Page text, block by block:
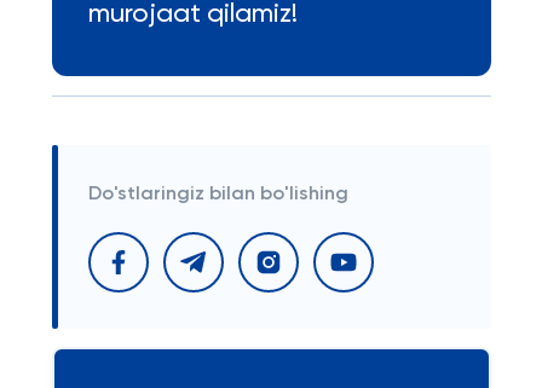
murojaat qilamiz!
Do'stlaringiz bilan bo'lishing